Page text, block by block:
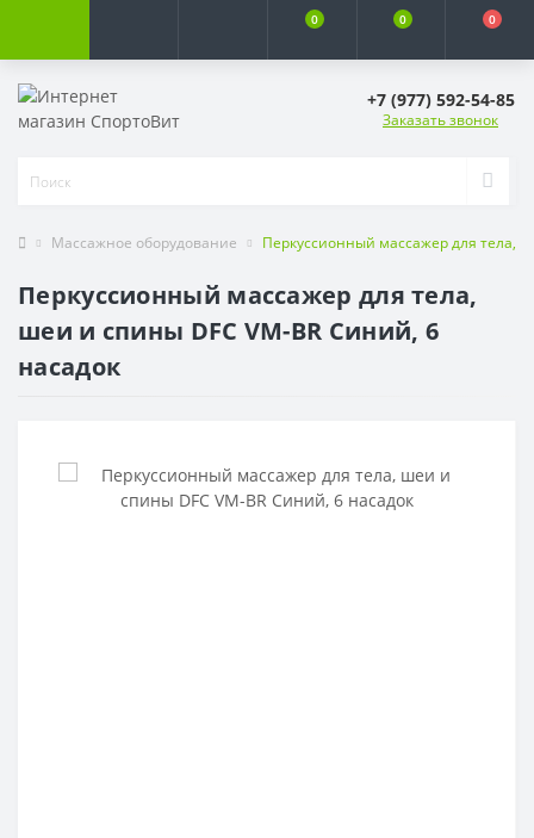
0 0 0
+7 (977) 592-54-85
Заказать звонок
Массажное оборудование Перкуссионный массажер для тела,
Перкуссионный массажер для тела,
шеи и спины DFC VM-BR Синий, 6
насадок